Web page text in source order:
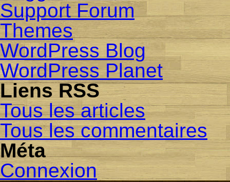
Support Forum
Themes
WordPress Blog
WordPress Planet
Liens RSS
Tous les articles
Tous les commentaires
Méta
Connexion